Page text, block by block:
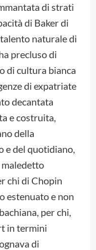
di strati
di Baker di
naturale di
precluso di
di cultura bianca
di expatriate
decantata
e costruita,
della
e del quotidiano,
chi di Chopin
estenuato e non
per chi,
in termini
di